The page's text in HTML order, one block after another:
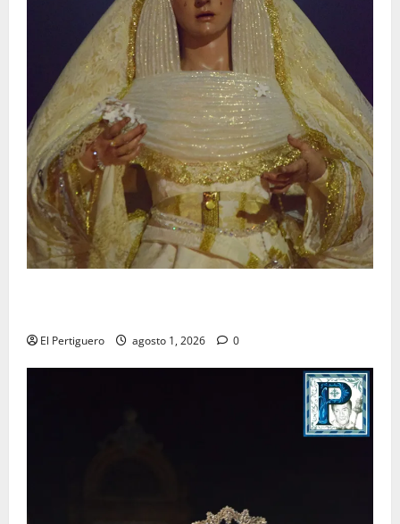
El Pertiguero agosto 1, 2026 0